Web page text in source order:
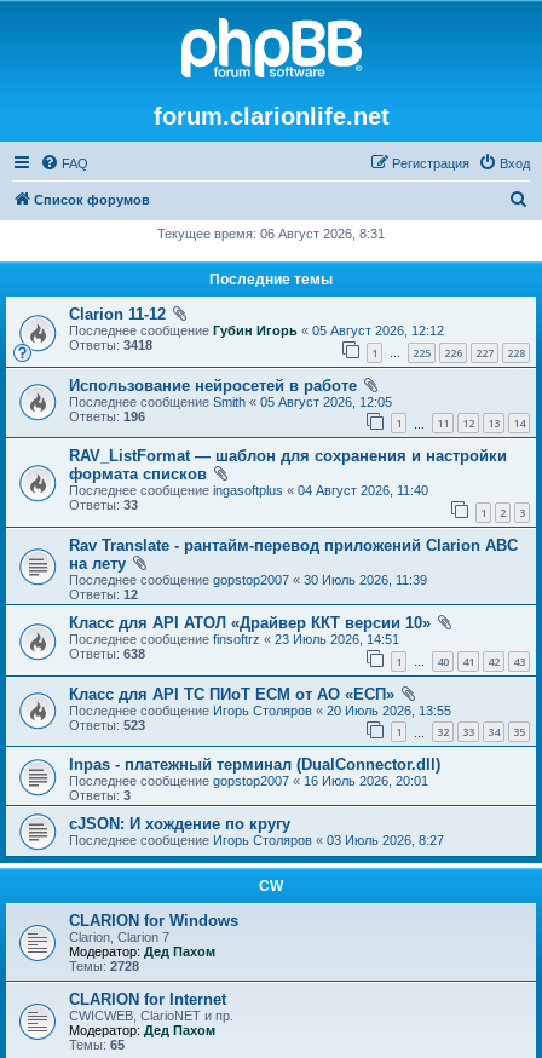
forum.clarionlife.net
FAQ Вход
Регистрация
Список форумов
Текущее время: 06 Август 2026, 8:31
Последние темы
Clarion 11-12
Последнее сообщение Губин Игорь « 05 Август 2026, 12:12
Ответы: 3418 1 … 225 226 227 228
Использование нейросетей в работе
Последнее сообщение Smith « 05 Август 2026, 12:05
Ответы: 196 1 11 12 13 14
RAV_ListFormat — шаблон для сохранения и настройки
формата списков
Последнее сообщение ingasoftplus « 04 Август 2026, 11:40
Ответы: 33 1 2 3
Rav Translate - рантайм-перевод приложений Clarion ABC
на лету
Последнее сообщение gopstop2007 « 30 Июль 2026, 11:39
Ответы: 12
Класс для API АТОЛ «Драйвер ККТ версии 10»
Последнее сообщение finsoftrz « 23 Июль 2026, 14:51
Ответы: 638 1 … 40 41 42 43
Класс для API ТС ПИоТ ЕСМ от АО «ЕСП»
Последнее сообщение Игорь Столяров « 20 Июль 2026, 13:55
Ответы: 523 1 32 33 34 35
Inpas - платежный терминал (DualConnector.dll)
Последнее сообщение gopstop2007 « 16 Июль 2026, 20:01
Ответы: 3
cJSON: И хождение по кругу
Последнее сообщение Игорь Столяров « 03 Июль 2026, 8:27
CW
CLARION for Windows
Clarion, Clarion 7
Модератор: Дед Пахом
Темы: 2728
CLARION for Internet
CWICWEB, ClarioNET и пр.
Модератор: Дед Пахом
Темы: 65